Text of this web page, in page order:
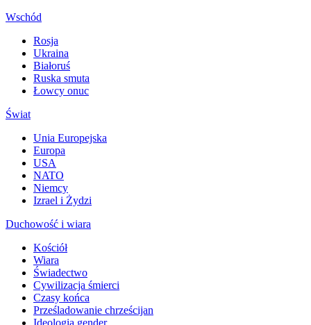
Wschód
Rosja
Ukraina
Białoruś
Ruska smuta
Łowcy onuc
Świat
Unia Europejska
Europa
USA
NATO
Niemcy
Izrael i Żydzi
Duchowość i wiara
Kościół
Wiara
Świadectwo
Cywilizacja śmierci
Czasy końca
Prześladowanie chrześcijan
Ideologia gender